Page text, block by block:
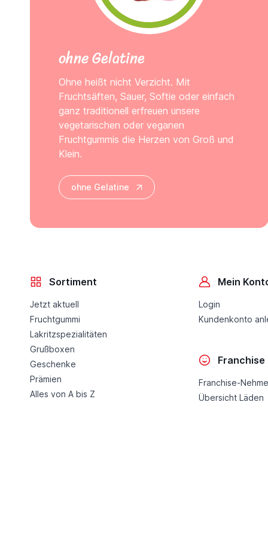
ohne Gelatine
Ohne heißt nicht Verzicht. Mit
Fruchtsäften, Sauer, Softie oder einfach
ganz traditionell erfreuen unsere
vegetarischen oder veganen
Fruchtgummis die Herzen von Groß und
Klein.
ohne Gelatine
Sortiment
Jetzt aktuell
Fruchtgummi
Lakritzspezialitäten
Grußboxen
Geschenke
Prämien
Alles von A bis Z
Mein
Login
Kundenkonto
Franchise
Franchise-
Übersicht Läden